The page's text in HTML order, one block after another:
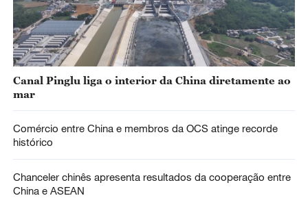
Canal Pinglu liga o interior da China diretamente ao
mar
Comércio entre China e membros da OCS atinge recorde
histórico
Chanceler chinês apresenta resultados da cooperação entre
China e ASEAN